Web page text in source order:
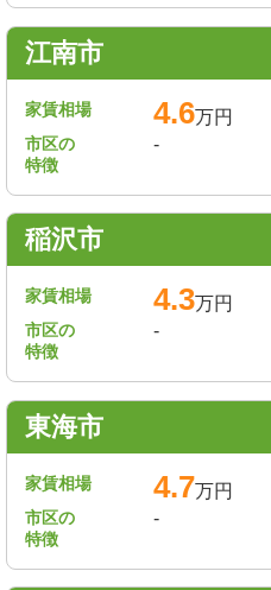
江南市
家賃相場 4.6万円
市区の
特徴
-
稲沢市
家賃相場 4.3万円
市区の
特徴
-
東海市
家賃相場 4.7万円
市区の
特徴
-